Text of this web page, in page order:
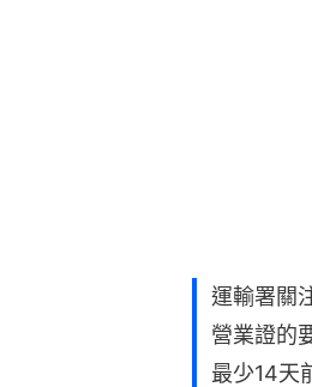
運輸署關
營業證的
最少14天